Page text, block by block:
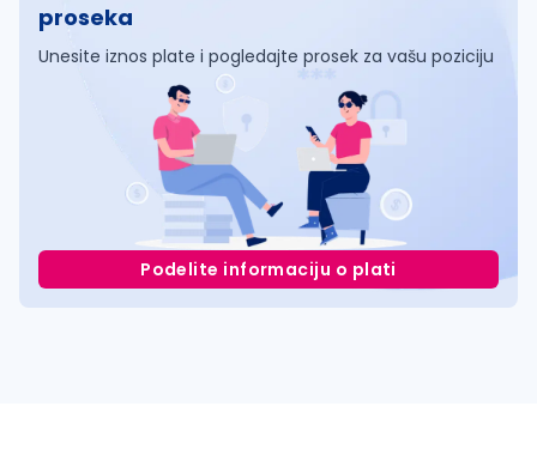
proseka
Unesite iznos plate i pogledajte prosek za vašu poziciju
Podelite informaciju o plati